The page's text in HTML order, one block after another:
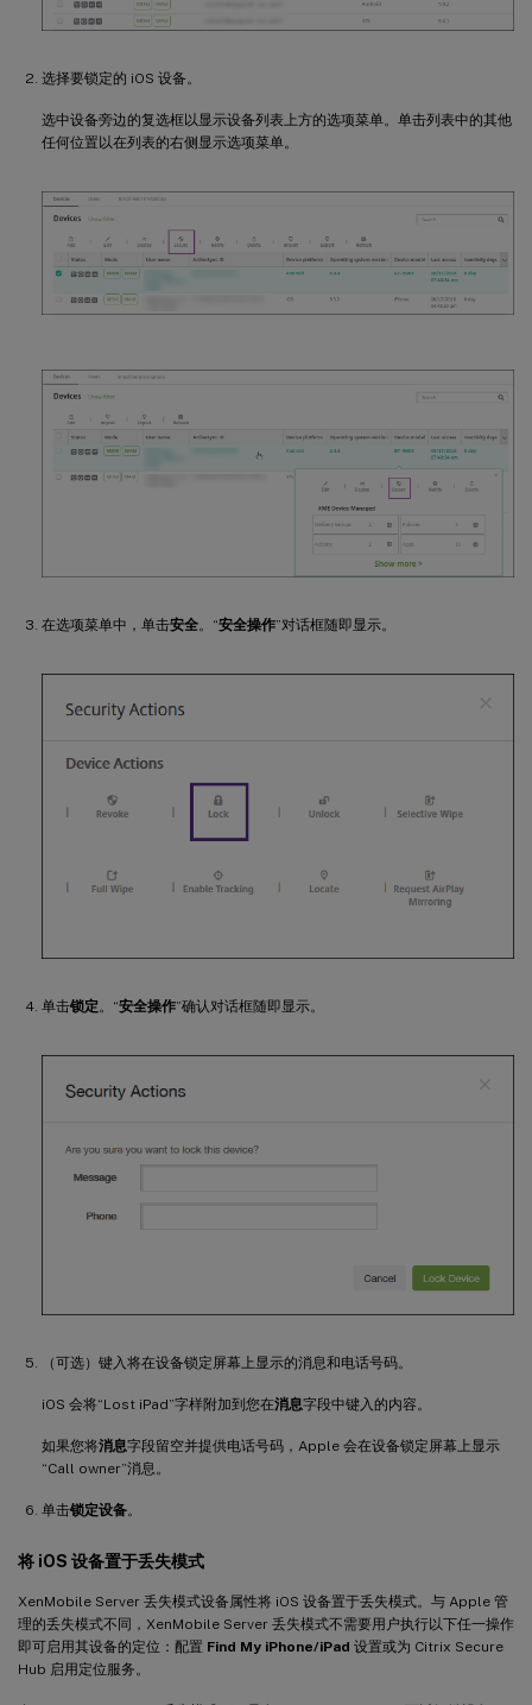
选择要锁定的 iOS 设备。
选中设备旁边的复选框以显示设备列表上方的选项菜单。单击列表中的其他
任何位置以在列表的右侧显示选项菜单。
在选项菜单中，单击安全。“安全操作”对话框随即显示。
单击锁定。“安全操作”确认对话框随即显示。
（可选）键入将在设备锁定屏幕上显示的消息和电话号码。
iOS 会将“Lost iPad”字样附加到您在消息字段中键入的内容。
如果您将消息字段留空并提供电话号码，Apple 会在设备锁定屏幕上显示
“Call owner”消息。
单击锁定设备。
将 iOS 设备置于丢失模式
XenMobile Server 丢失模式设备属性将 iOS 设备置于丢失模式。与 Apple 管
理的丢失模式不同，XenMobile Server 丢失模式不需要用户执行以下任一操作
即可启用其设备的定位：配置 Find My iPhone/iPad 设置或为 Citrix Secure
Hub 启用定位服务。